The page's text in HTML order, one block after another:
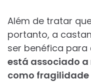
Além de tratar
portanto, a
ser benéfica para
está associado
como fragilidade